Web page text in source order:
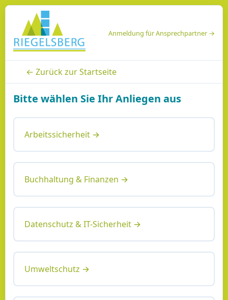
Anmeldung für Ansprechpartner →
← Zurück zur Startseite
Bitte wählen Sie Ihr Anliegen aus
Arbeitssicherheit →
Buchhaltung & Finanzen →
Datenschutz & IT-Sicherheit →
Umweltschutz →